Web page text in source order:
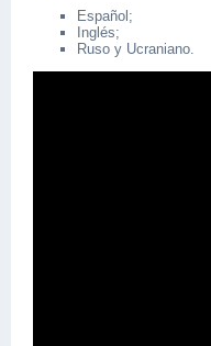
Español;
Inglés;
Ruso y Ucraniano.